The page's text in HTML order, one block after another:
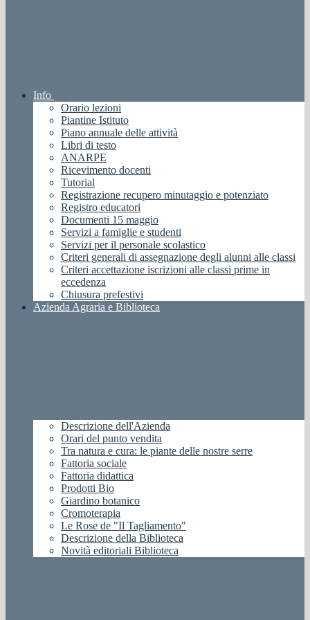
Info
Orario lezioni
Piantine Istituto
Piano annuale delle attività
Libri di testo
ANARPE
Ricevimento docenti
Tutorial
Registrazione recupero minutaggio e potenziato
Registro educatori
Documenti 15 maggio
Servizi a famiglie e studenti
Servizi per il personale scolastico
Criteri generali di assegnazione degli alunni alle classi
Criteri accettazione iscrizioni alle classi prime in
eccedenza
Chiusura prefestivi
Azienda Agraria e Biblioteca
Descrizione dell'Azienda
Orari del punto vendita
Tra natura e cura: le piante delle nostre serre
Fattoria sociale
Fattoria didattica
Prodotti Bio
Giardino botanico
Cromoterapia
Le Rose de "Il Tagliamento"
Descrizione della Biblioteca
Novità editoriali Biblioteca